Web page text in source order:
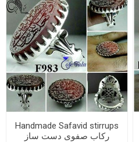
Handmade Safavid stirrups
رکاب صفوی دست ساز